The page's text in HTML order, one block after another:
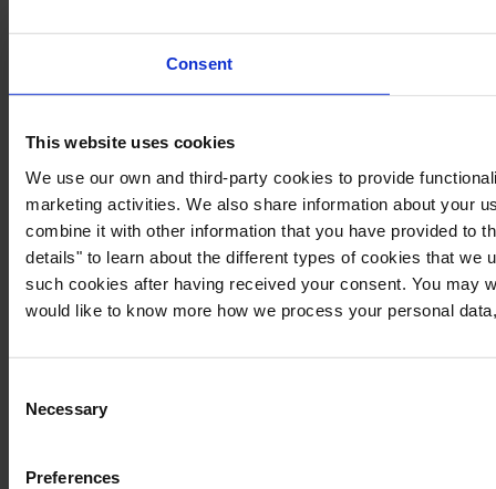
Consent
This website uses cookies
We use our own and third-party cookies to provide
marketing activities. We also share information about your
combine it with other information that you have provided to
details" to learn about the different types of cookies that
such cookies after having received your consent. You may
would like to know more how we process your personal
Selection
Necessary
Preferences